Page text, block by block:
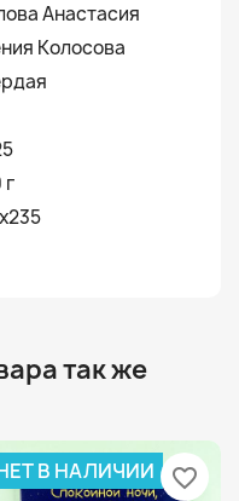
Анастасия
Колосова
г
так же
В НАЛИЧИИ favorite_border